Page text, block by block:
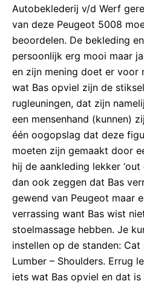
Autobeklederij v/d Werf
van deze Peugeot 5008
beoordelen. De bekleding
persoonlijk erg mooi maar
en zijn mening doet er
wat Bas opviel zijn de
rugleuningen, dat zijn
een mensenhand (kunnen)
één oogopslag dat deze
moeten zijn gemaakt door
hij de aankleding lekker
dan ook zeggen dat Bas
gewend van Peugeot maar
verrassing want Bas wist
stoelmassage hebben. Je
instellen op de standen: Cat
Lumber – Shoulders. Errug
iets wat Bas opviel en dat